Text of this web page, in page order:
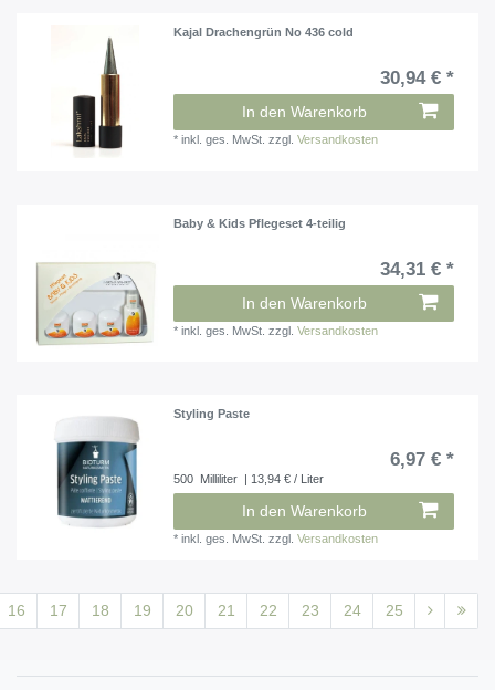
Kajal Drachengrün No 436 cold
30,94 € *
In den Warenkorb
*inkl. ges. MwSt. zzgl.Versandkosten
Baby & Kids Pflegeset 4-teilig
34,31 € *
In den Warenkorb
*inkl. ges. MwSt. zzgl.Versandkosten
Styling Paste
6,97 € *
500 Milliliter | 13,94 € / Liter
In den Warenkorb
*inkl. ges. MwSt. zzgl.Versandkosten
16 17 18 19 20 21 22 23 24 25